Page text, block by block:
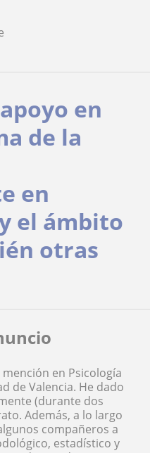
en
de la
en
el ámbito
otras
en Psicología
de Valencia. He dado
(durante dos
Además, a lo largo
compañeros a
estadístico y